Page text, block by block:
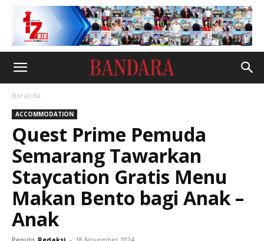
Beranda
ACCOMMODATION
Quest Prime Pemuda
Semarang Tawarkan
Staycation Gratis Menu
Makan Bento bagi Anak –
Anak